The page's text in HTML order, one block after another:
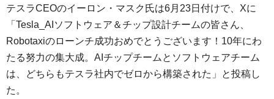
テスラCEOのイーロン・マスク氏は6月23日付けで、Xに
「Tesla_AIソフトウェア＆チップ設計チームの皆さん、
Robotaxiのローンチ成功おめでとうございます！10年にわ
たる努力の集大成。AIチップチームとソフトウェアチーム
は、どちらもテスラ社内でゼロから構築された」と投稿し
た。